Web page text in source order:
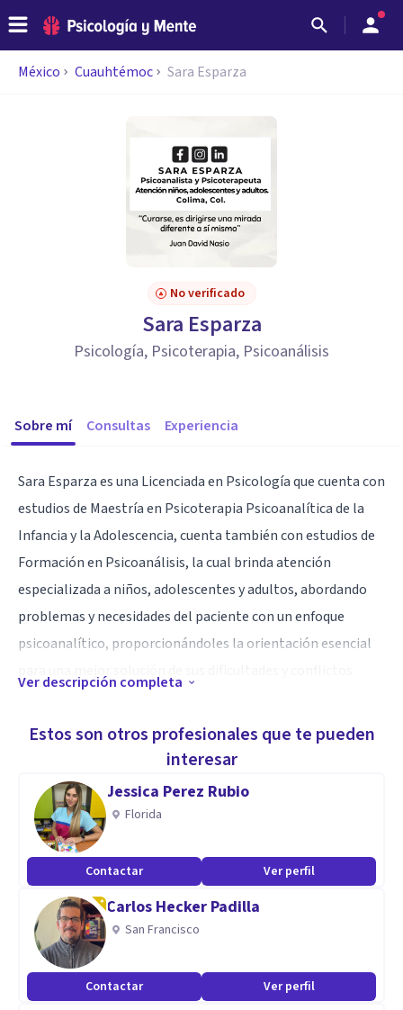
México Cuauhtémoc Sara Esparza
No verificado
Sara Esparza
Psicología, Psicoterapia, Psicoanálisis
Sobre mí Consultas Experiencia
Sara Esparza es una Licenciada en Psicología que cuenta con
estudios de Maestría en Psicoterapia Psicoanalítica de la
Infancia y la Adolescencia, cuenta también con estudios de
Formación en Psicoanálisis, la cual brinda atención
especializada a niños, adolescentes y adultos, abordando
problemas y necesidades del paciente con un enfoque
psicoanalítico, proporcionándoles la orientación esencial
Brinda sus servicios para atender
Problemas de conducta
Trastornos del aprendizaje
- Déficit de atención
- Hiperactividad
- Enuresis
- Depresión
- Neurosis
- Ansiedad
Fobias
Ver descripción completa
Estos son otros profesionales que te pueden
interesar
Jessica Perez Rubio
Florida
Contactar Ver perfil
Carlos Hecker Padilla
San Francisco
Contactar Ver perfil